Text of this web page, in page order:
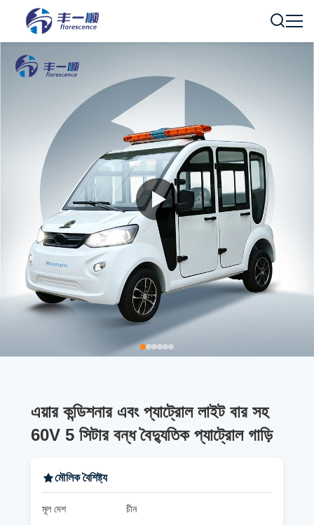
এয়ার কন্ডিশনার এবং প্যাট্রোল লাইট বার সহ
60V 5 সিটার বন্ধ বৈদ্যুতিক প্যাট্রোল গাড়ি
মৌলিক বৈশিষ্ট্য
মূল দেশ
চীন